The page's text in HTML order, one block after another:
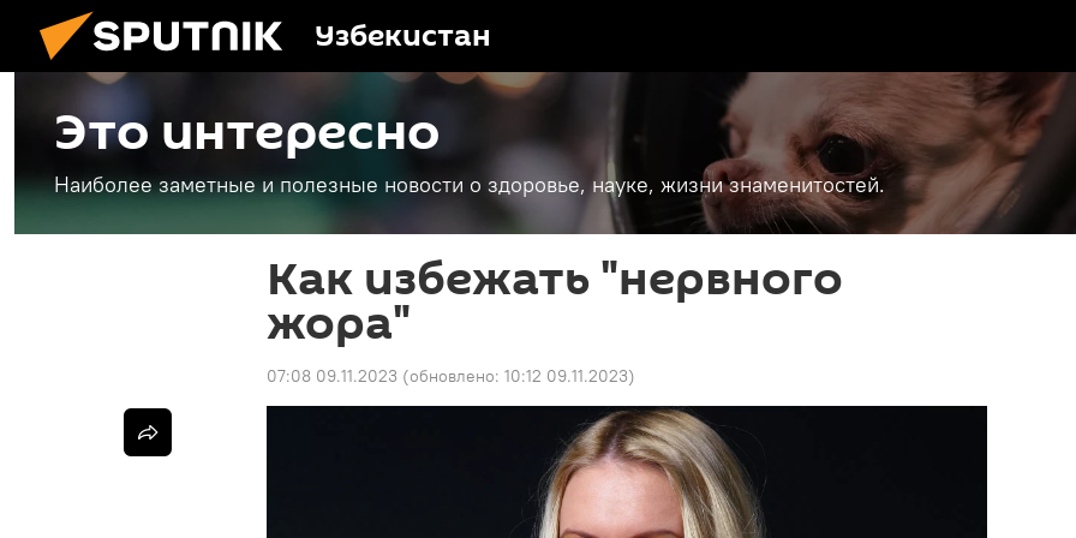
Узбекистан
Это интересно
Наиболее заметные и полезные новости о здоровье, науке, жизни знаменитостей.
Как избежать "нервного
жора"
07:08 09.11.2023 (обновлено: 10:12 09.11.2023)